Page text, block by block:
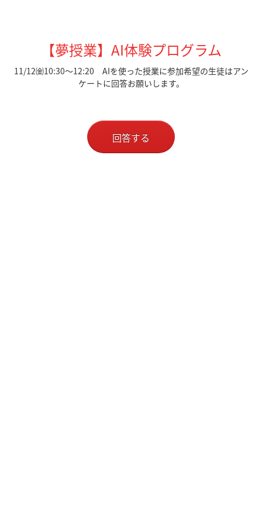
【夢授業】AI体験プログラム
11/12㈮10:30～12:20 AIを使った授業に参加希望の生徒はアン
ケートに回答お願いします。
回答する